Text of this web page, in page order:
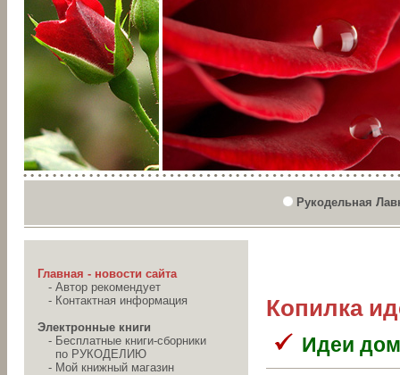
Рукодельная
Главная - новости сайта
- Автор рекомендует
- Контактная информация
Электронные книги
- Бесплатные книги-сборники
по РУКОДЕЛИЮ
- Мой книжный магазин
Копилка
Идеи